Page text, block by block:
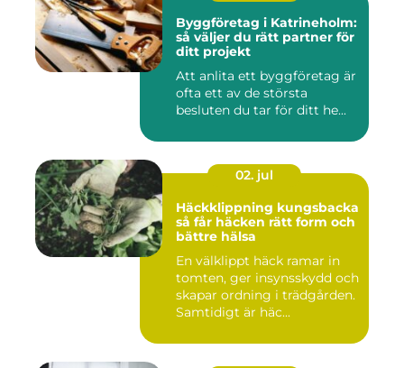
Byggföretag i Katrineholm:
så väljer du rätt partner för
ditt projekt
Att anlita ett byggföretag är
ofta ett av de största
besluten du tar för ditt he...
02. jul
Häckklippning kungsbacka
så får häcken rätt form och
bättre hälsa
En välklippt häck ramar in
tomten, ger insynsskydd och
skapar ordning i trädgården.
Samtidigt är häc...